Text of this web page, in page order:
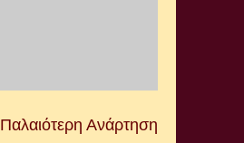
Παλαιότερη Ανάρτηση